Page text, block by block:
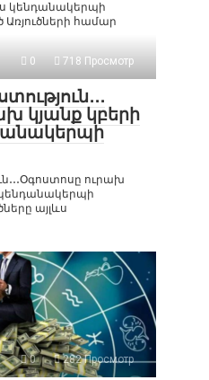
կենդանակերպի
Առյուծների համար
0 718 Просмотр
կյանք կբերի
ուրախ
կենդանակերպի
այլևս
0 282 Просмотр